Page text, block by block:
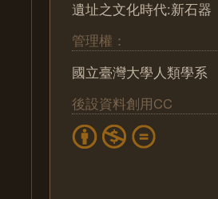
遺址之文化時代:新石器
管理權：
國立臺灣大學人類學系
後設資料創用CC